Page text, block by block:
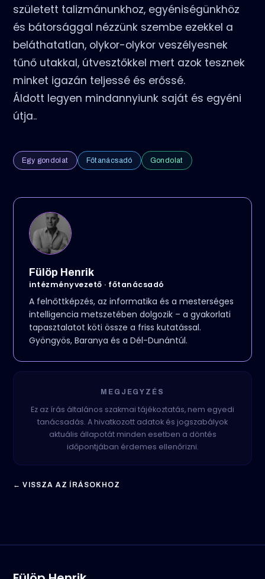
született talizmánunkhoz, egyéniségünkhöz
és bátorsággal nézzünk szembe ezekkel a
beláthatatlan, olykor-olykor veszélyesnek
tűnő utakkal, útvesztőkkel mert azok tesznek
minket igazán teljessé és erőssé.
Áldott legyen mindannyiunk saját és egyéni
útja..
Egy gondolat Főtanácsadó Gondolat
Fülöp Henrik
intézményvezető · főtanácsadó
A felnőttképzés, az informatika és a mesterséges
intelligencia metszetében dolgozik – a gyakorlati
tapasztalatot köti össze a friss kutatással.
Gyöngyös, Baranya és a Dél-Dunántúl.
MEGJEGYZÉS
Ez az írás általános szakmai tájékoztatás, nem egyedi
tanácsadás. A hivatkozott adatok és jogszabályok
aktuális állapotát minden esetben a döntés
időpontjában érdemes ellenőrizni.
← VISSZA AZ ÍRÁSOKHOZ